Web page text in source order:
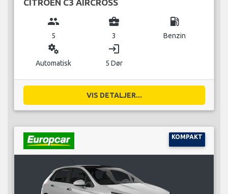
CITROEN C3 AIRCROSS
group
5
business_center
3
local_gas_station
Benzin
miscellaneous_services
Automatisk
login
5 Dør
VIS DETALJER...
KOMPAKT